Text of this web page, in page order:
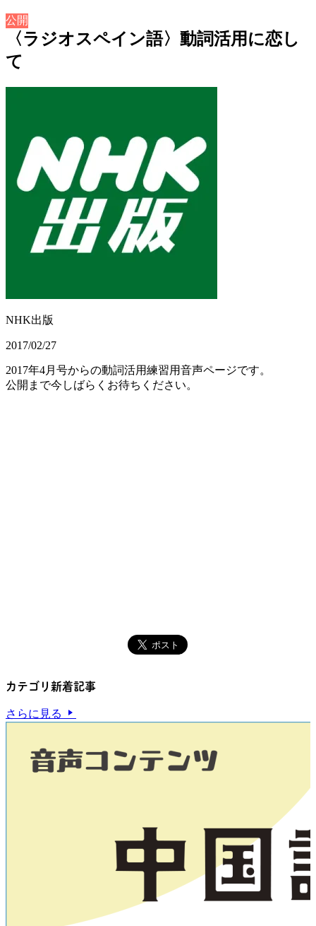
公開
〈ラジオスペイン語〉動詞活用に恋し
て
NHK出版
2017/02/27
2017年4月号からの動詞活用練習用音声ページです。
公開まで今しばらくお待ちください。
カテゴリ新着記事
さらに見る